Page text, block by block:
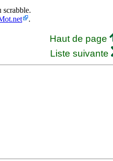
.
Haut de page
Liste suivante